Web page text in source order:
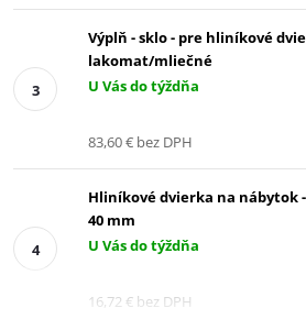
Výplň - sklo - pre hliníkové
lakomat/mliečné
U Vás do týždňa
83,60 € bez DPH
Hliníkové dvierka na nábytok
40 mm
U Vás do týždňa
16,72 € bez DPH